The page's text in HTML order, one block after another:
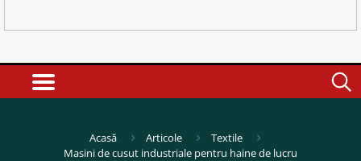
Acasă Articole
Textile
Masini de cusut industriale pentru haine de lucru